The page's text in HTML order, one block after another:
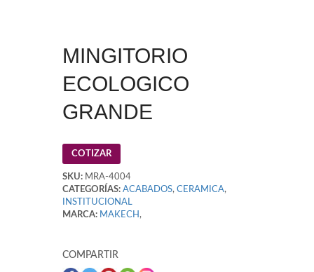
MINGITORIO
ECOLOGICO
GRANDE
COTIZAR
SKU: MRA-4004
CATEGORÍAS: ACABADOS, CERAMICA,
INSTITUCIONAL
MARCA: MAKECH,
COMPARTIR